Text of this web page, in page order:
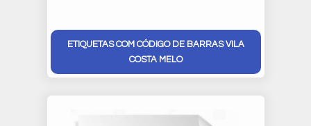
ETIQUETAS COM CÓDIGO DE BARRAS VILA
COSTA MELO